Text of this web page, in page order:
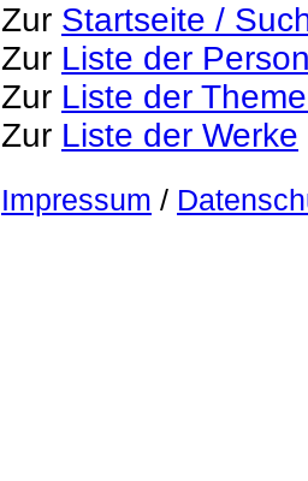
Zur Startseite /
Zur Liste der
Zur Liste der
Zur Liste der Werke
Impressum /